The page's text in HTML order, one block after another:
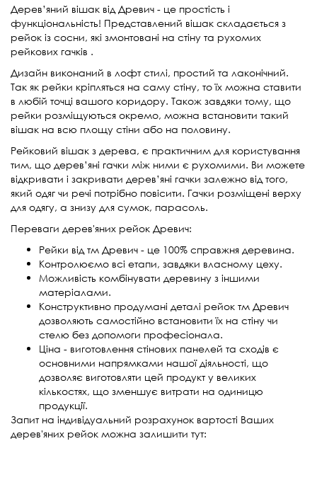
Дерев’яний вішак від Древич - це простість і
функціональність! Представлений вішак складається з
рейок із сосни, які змонтовані на стіну та рухомих
рейкових гачків .
Дизайн виконаний в лофт стилі, простий та лаконічний.
Так як рейки кріпляться на саму стіну, то їх можна ставити
в любій точці вашого коридору. Також завдяки тому, що
рейки розміщуються окремо, можна встановити такий
вішак на всю площу стіни або на половину.
Рейковий вішак з дерева, є практичним для користування
тим, що дерев’яні гачки між ними є рухомими. Ви можете
відкривати і закривати дерев’яні гачки залежно від того,
який одяг чи речі потрібно повісити. Гачки розміщені верху
для одягу, а знизу для сумок, парасоль.
Переваги дерев'яних рейок Древич:
Рейки від тм Древич - це 100% справжня деревина.
Контролюємо всі етапи, завдяки власному цеху.
Можливість комбінувати деревину з іншими
матеріалами.
Конструктивно продумані деталі рейок тм Древич
дозволяють самостійно встановити їх на стіну чи
стелю без допомоги професіонала.
Ціна - виготовлення стінових панелей та сходів є
основними напрямками нашої діяльності, що
дозволяє виготовляти цей продукт у великих
кількостях, що зменшує витрати на одиницю
продукції.
Запит на індивідуальний розрахунок вартості Ваших
дерев'яних рейок можна залишити тут: